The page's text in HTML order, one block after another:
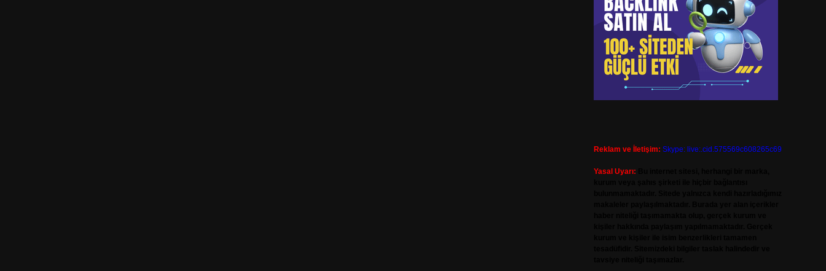
Reklam ve İletişim: Skype: live:.cid.575569c608265c69
Yasal Uyarı: